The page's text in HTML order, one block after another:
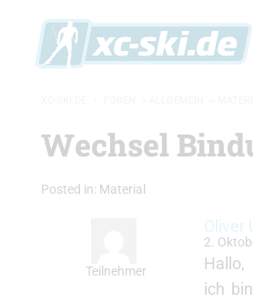
Wechsel
Posted in: Material
Teilnehmer
Oliver
2.
Hallo,
ich